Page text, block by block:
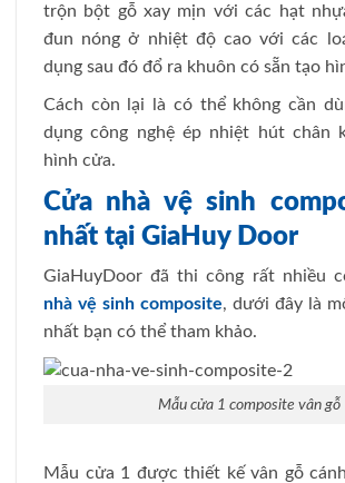
trộn bột gỗ xay mịn với các hạt
đun nóng ở nhiệt độ cao với các
dụng sau đó đổ ra khuôn có sẵn tạo
Cách còn lại là có thể không cần
dụng công nghệ ép nhiệt hút chân
hình cửa.
Cửa nhà vệ sinh
nhất tại GiaHuy Door
GiaHuyDoor đã thi công rất nhiều
nhà vệ sinh composite, dưới đây là
nhất bạn có thể tham khảo.
Mẫu cửa 1 composite vân gỗ
Mẫu cửa 1 được thiết kế vân gỗ